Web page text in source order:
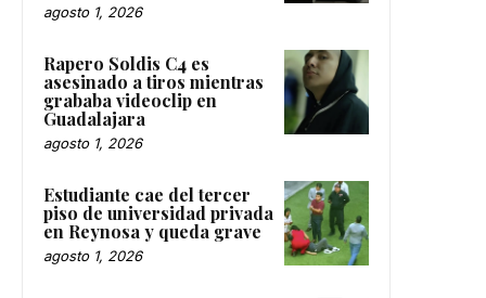
agosto 1, 2026
Rapero Soldis C4 es
asesinado a tiros mientras
grababa videoclip en
Guadalajara
agosto 1, 2026
Estudiante cae del tercer
piso de universidad privada
en Reynosa y queda grave
agosto 1, 2026